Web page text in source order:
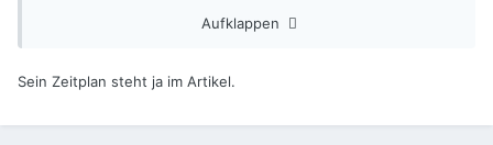
Aufklappen
Sein Zeitplan steht ja im Artikel.